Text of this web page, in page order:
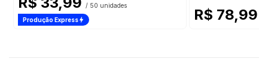
/ 50 unidades
Produção Express R$ 78,99